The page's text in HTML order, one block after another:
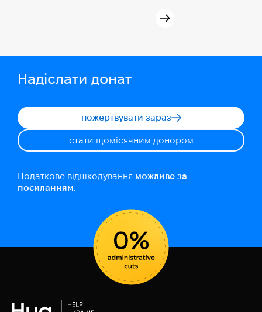
Надіслати донат
пожертвувати зараз
стати щомісячним донором
Податкове відшкодування можливе за
посиланням.